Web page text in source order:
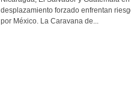
desplazamiento forzado enfrentan
por México. La Caravana de...